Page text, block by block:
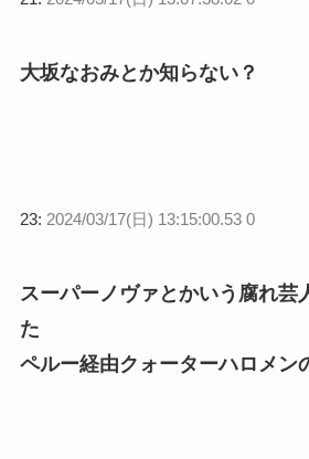
大坂なおみとか知らない？
23: 2024/03/17(日) 13:15:00.53 0
スーパーノヴァとかいう腐れ芸
た
ペルー経由クォーターハロメン